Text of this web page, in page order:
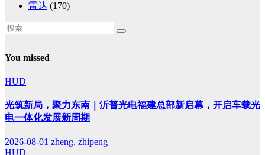
雷达 (170)
You missed
HUD
光筑新局，聚力东南｜沂普光电福建总部新启幕，开启车载光
电一体化发展新周期
2026-08-01 zheng, zhipeng
HUD